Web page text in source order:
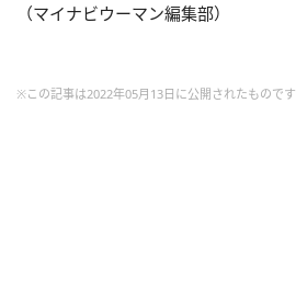
（マイナビウーマン編集部）
※この記事は2022年05月13日に公開されたものです